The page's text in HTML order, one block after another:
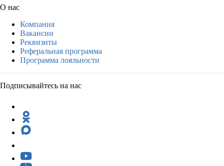
О нас
Компания
Вакансии
Реквизиты
Реферальная программа
Программа лояльности
Подписывайтесь на нас